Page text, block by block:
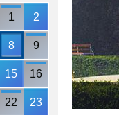
1 2
8 9
15 16
22 23